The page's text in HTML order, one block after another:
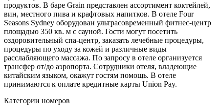
продуктов. В баре Grain представлен ассортимент коктейлей,
вин, местного пива и крафтовых напитков. В отеле Four
Seasons Sydney оборудован ультрасовременный фитнес-центр
площадью 350 кв. м с сауной. Гости могут посетить
оздоровительный спа-центр, заказать лечебные процедуры,
процедуры по уходу за кожей и различные виды
расслабляющего массажа. По запросу в отеле организуется
трансфер от/до аэропорта. Сотрудники отеля, владеющие
китайским языком, окажут гостям помощь. В отеле
принимаются к оплате кредитные карты Union Pay.
Категории номеров